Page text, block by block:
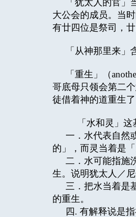
「犹太人的官
大公会的成员。当
有廿四位是祭司，
「从神那里来
「重生」（
哥底母只领会第二
徒借着神的道重生
「水和灵」这
一．水代表自然
的」，而灵当着是
二．水可能指施
生。说明犹太人／
三．把水当着是
的重生。
四. 有解释说是